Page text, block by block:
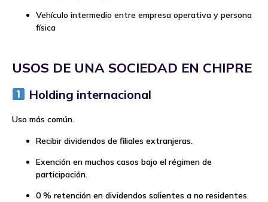
Vehículo intermedio entre empresa operativa y persona
física
USOS DE UNA SOCIEDAD EN CHIPRE
Holding internacional
Uso más común.
Recibir dividendos de filiales extranjeras.
Exención en muchos casos bajo el régimen de
participación.
0 % retención en dividendos salientes a no residentes.